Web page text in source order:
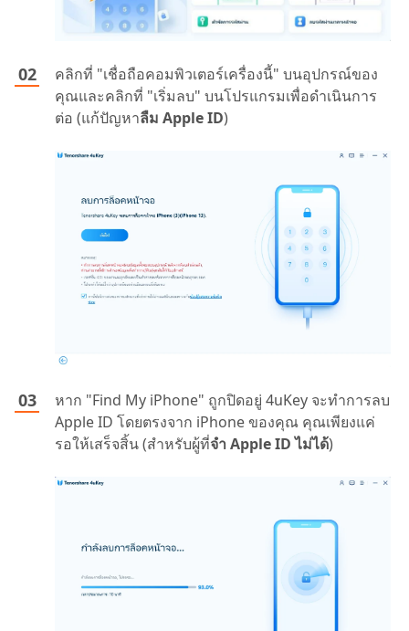
คลิกที่ "เชื่อถือคอมพิวเตอร์เครื่องนี้" บนอุปกรณ์ของ
คุณและคลิกที่ "เริ่มลบ" บนโปรแกรมเพื่อดำเนินการ
ต่อ (แก้ปัญหาลืม Apple ID)
หาก "Find My iPhone" ถูกปิดอยู่ 4uKey จะทำการลบ
Apple ID โดยตรงจาก iPhone ของคุณ คุณเพียงแค่
รอให้เสร็จสิ้น (สำหรับผู้ที่จํา Apple ID ไม่ได้)